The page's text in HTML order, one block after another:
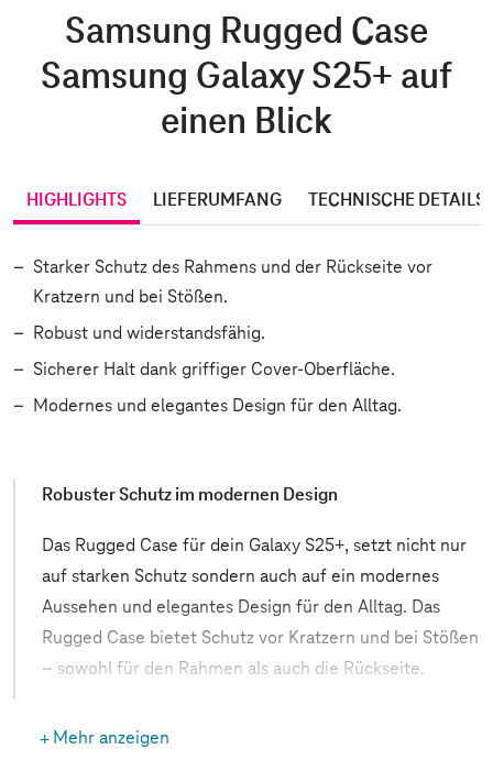
Samsung Rugged Case
Samsung Galaxy S25+ auf
einen Blick
HIGHLIGHTS LIEFERUMFANG TECHNISCHE DETAILS
Starker Schutz des Rahmens und der Rückseite vor
Kratzern und bei Stößen.
Robust und widerstandsfähig.
Sicherer Halt dank griffiger Cover-Oberfläche.
Modernes und elegantes Design für den Alltag.
Robuster Schutz im modernen Design
Das Rugged Case für dein Galaxy S25+, setzt nicht nur
auf starken Schutz sondern auch auf ein modernes
Aussehen und elegantes Design für den Alltag. Das
Rugged Case bietet Schutz vor Kratzern und bei Stößen
– sowohl für den Rahmen als auch die Rückseite.
Mehr anzeigen